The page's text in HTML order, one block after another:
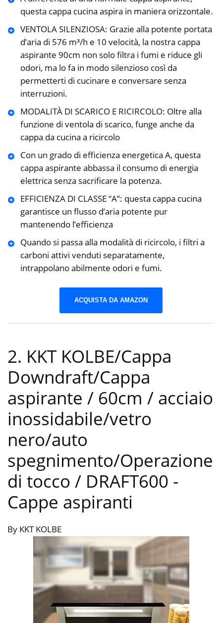
questa cappa cucina aspira in maniera orizzontale.
VENTOLA SILENZIOSA: Grazie alla potente portata
d’aria di 576 m³/h e 10 velocità, la nostra cappa
aspirante 90cm non solo filtra i fumi e riduce gli
odori, ma lo fa in modo silenzioso così da
permetterti di cucinare e conversare senza
interruzioni.
MODALITÀ DI SCARICO E RICIRCOLO: Oltre alla
funzione di ventola di scarico, funge anche da
cappa da cucina a ricircolo
Con un grado di efficienza energetica A, questa
cappa aspirante abbassa il consumo di energia
elettrica senza sacrificare la potenza.
EFFICIENZA DI CLASSE “A”: questa cappa cucina
garantisce un flusso d’aria potente pur
mantenendo l’efficienza
Quando si passa alla modalità di ricircolo, i filtri a
carboni attivi venduti separatamente,
intrappolano abilmente odori e fumi.
ACQUISTA DA AMAZON
2. KKT KOLBE/Cappa
Downdraft/Cappa
aspirante / 60cm / acciaio
inossidabile/vetro
nero/auto
spegnimento/Operazione
di tocco / DRAFT600 -
Cappe aspiranti
By KKT KOLBE